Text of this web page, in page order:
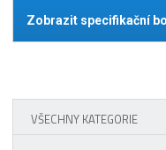
Zobrazit specifikační
VŠECHNY KATEGORIE